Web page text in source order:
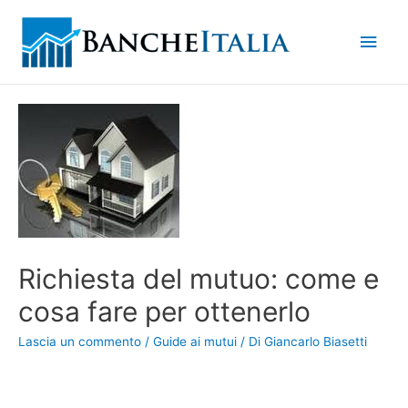
Richiesta del mutuo: come e
cosa fare per ottenerlo
Lascia un commento / Guide ai mutui / Di Giancarlo Biasetti